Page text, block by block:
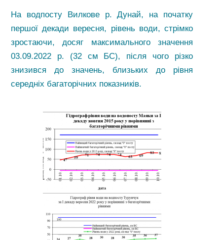
На водпосту Вилкове р. Дунай, на початку
першої декади вересня, рівень води, стрімко
зростаючи, досяг максимального значення
03.09.2022 р. (32 см БС), після чого різко
знизився до значень, близьких до рівня
середніх багаторічних показників.